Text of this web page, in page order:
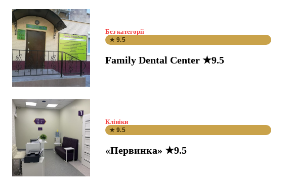
Без категорії
★ 9.5
Family Dental Center ★9.5
Клініки
★ 9.5
«Первинка» ★9.5